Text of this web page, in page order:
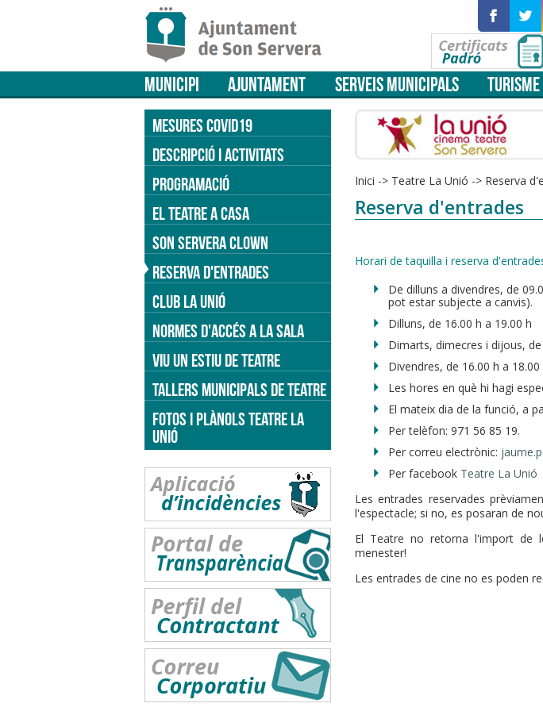
MUNICIPI AJUNTAMENT SERVEIS MUNICIPALS TURISME
Inici -> Teatre La Unió -> Reserva
Reserva d'entrades
Horari de taquilla i reserva
De dilluns a divendres, de
pot estar subjecte a canvis).
Dilluns, de 16.00 h a 19.00 h
Dimarts, dimecres i dijous,
Divendres, de 16.00 h a 18.00
Les hores en què hi hagi
El mateix dia de la funció, a
Per telèfon: 971 56 85 19.
Per correu electrònic:
Per facebook Teatre La Unió
Les entrades reservades
l'espectacle; si no, es posaran de
El Teatre no retorna l'import de
menester!
Les entrades de cine no es poden
MESURES COVID19
DESCRIPCIÓ I ACTIVITATS
PROGRAMACIÓ
EL TEATRE A CASA
SON SERVERA CLOWN
RESERVA D'ENTRADES
CLUB LA UNIÓ
NORMES D'ACCÉS A LA SALA
VIU UN ESTIU DE TEATRE
TALLERS MUNICIPALS DE TEATRE
FOTOS I PLÀNOLS TEATRE LA
UNIÓ